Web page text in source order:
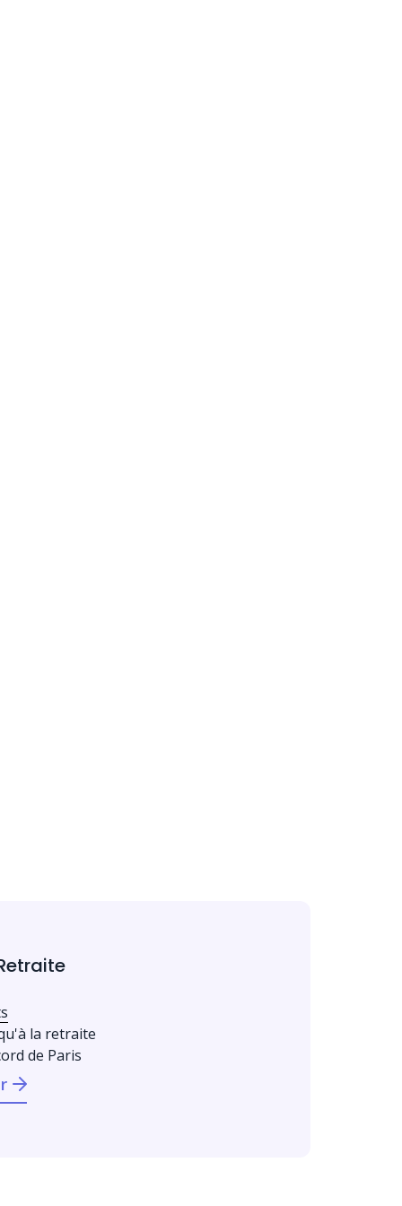
la retraite
de Paris